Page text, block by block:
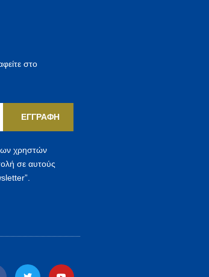
στο
ΕΓΓΡΑΦΉ
χρηστών
σε αυτούς
T
Y